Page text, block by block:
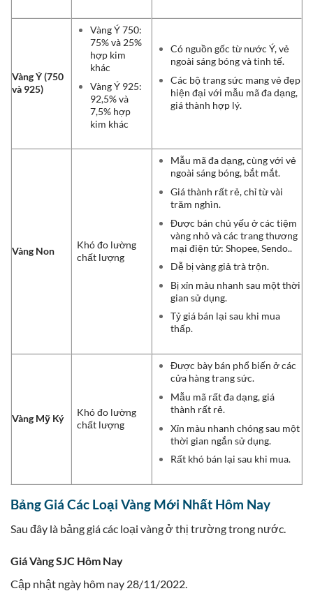
Vàng Ý (750
và 925)
Vàng Ý 750:
75% và 25%
hợp kim
khác
Vàng Ý 925:
92,5% và
7,5% hợp
kim khác
Có nguồn gốc từ nước Ý,vẻ
ngoài sáng bóng và tinh tế.
Các bộ trang sức mang vẻ đẹp
hiện đại với mẫu mã đa dạng,
giá thành hợp lý.
Vàng Non
Khó đo lường
chất lượng
Mẫu mã đa dạng, cùng với vẻ
ngoài sáng bóng, bắt mắt.
Giá thành rất rẻ, chỉ từ vài
trăm nghìn.
Được bán chủ yếu ở các tiệm
vàng nhỏ và các trang thương
mại điện tử: Shopee, Sendo..
Dễ bị vàng giả trà trộn.
Bị xỉn màu nhanh sau một thời
gian sử dụng.
Tỷ giá bán lại sau khi mua
thấp.
Vàng Mỹ Ký
Khó đo lường
chất lượng
Được bày bán phổ biến ở các
cửa hàng trang sức.
Mẫu mã rất đa dạng, giá
thành rất rẻ.
Xỉn màu nhanh chóng sau một
thời gian ngắn sử dụng.
Rất khó bán lại sau khi mua.
Bảng Giá Các Loại Vàng Mới Nhất Hôm Nay
Sau đây là bảng giá các loại vàng ở thị trường trong nước.
Giá Vàng SJC Hôm Nay
Cập nhật ngày hôm nay 28/11/2022.